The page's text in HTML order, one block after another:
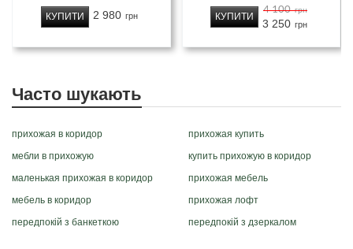
2 980 грн
КУПИТИ
4 100 грн
3 250 грн
КУПИТИ
Часто шукають
прихожая в коридор
прихожая купить
мебли в прихожую
купить прихожую в коридор
маленькая прихожая в коридор
прихожая мебель
мебель в коридор
прихожая лофт
передпокій з банкеткою
передпокій з дзеркалом